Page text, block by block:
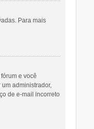
Para mais
e você
administrador,
de e-mail incorreto